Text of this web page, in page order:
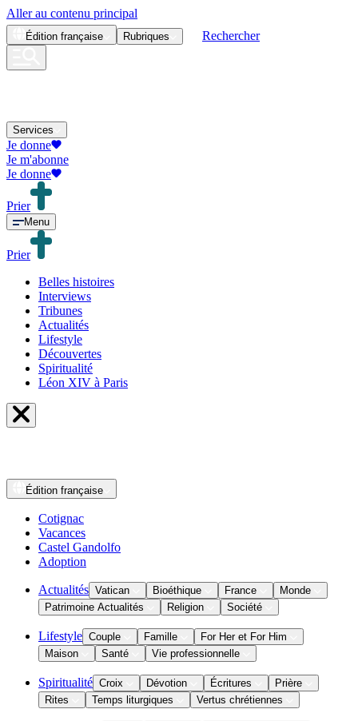
Aller au contenu principal
Édition française Rubriques Rechercher
Services
Je donne
Je m'abonne
Je donne
Prier
Menu
Prier
Belles histoires
Interviews
Tribunes
Actualités
Lifestyle
Découvertes
Spiritualité
Léon XIV à Paris
Édition française
Cotignac
Vacances
Castel Gandolfo
Adoption
Actualités Vatican Bioéthique France
Monde
Patrimoine Actualités
Religion Société
Lifestyle Couple Famille
For Her et For Him
Maison
Santé Vie professionnelle
Spiritualité Croix Dévotion Écritures
Prière
Rites
Temps liturgiques Vertus chrétiennes